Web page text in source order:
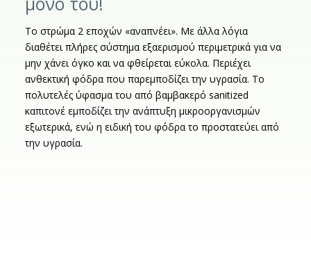
Το στρώμα 2 εποχών «αναπνέει». Με άλλα λόγια
διαθέτει πλήρες σύστημα εξαερισμού περιμετρικά για να
μην χάνει όγκο και να φθείρεται εύκολα. Περιέχει
ανθεκτική φόδρα που παρεμποδίζει την υγρασία. Το
πολυτελές ύφασμα του από βαμβακερό sanitized
καπιτονέ εμποδίζει την ανάπτυξη μικροοργανισμών
εξωτερικά, ενώ η ειδική του φόδρα το προστατεύει από
την υγρασία.